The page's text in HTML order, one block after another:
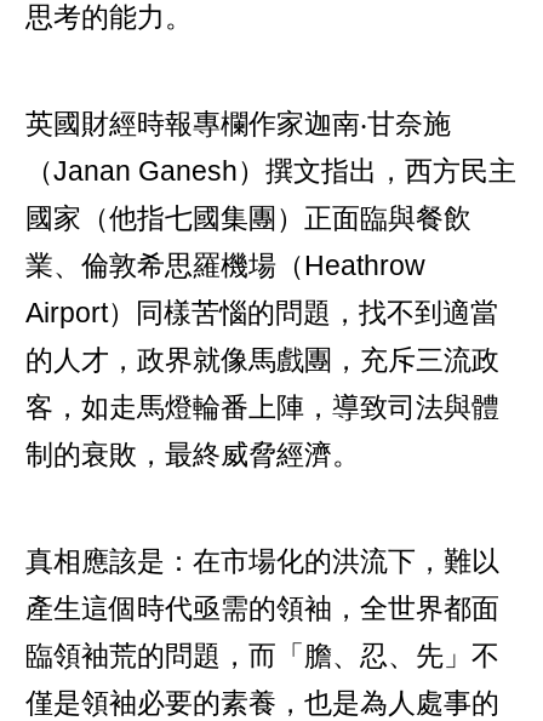
思考的能力。
英國財經時報專欄作家迦南‧甘奈施
（Janan Ganesh）撰文指出，西方民主
國家（他指七國集團）正面臨與餐飲
業、倫敦希思羅機場（Heathrow
Airport）同樣苦惱的問題，找不到適當
的人才，政界就像馬戲團，充斥三流政
客，如走馬燈輪番上陣，導致司法與體
制的衰敗，最終威脅經濟。
真相應該是：在市場化的洪流下，難以
產生這個時代亟需的領袖，全世界都面
臨領袖荒的問題，而「膽、忍、先」不
僅是領袖必要的素養，也是為人處事的